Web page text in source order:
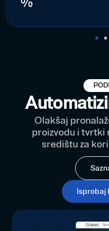
Olakšaj
proizvodu i tvrtki
središtu za
Isprobaj